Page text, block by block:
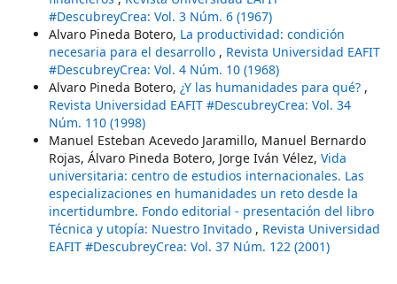
#DescubreyCrea: Vol. 3 Núm. 6 (1967)
Alvaro Pineda Botero, La productividad: condición
necesaria para el desarrollo , Revista Universidad EAFIT
#DescubreyCrea: Vol. 4 Núm. 10 (1968)
Alvaro Pineda Botero, ¿Y las humanidades para qué? ,
Revista Universidad EAFIT #DescubreyCrea: Vol. 34
Núm. 110 (1998)
Manuel Esteban Acevedo Jaramillo, Manuel Bernardo
Rojas, Álvaro Pineda Botero, Jorge Iván Vélez, Vida
universitaria: centro de estudios internacionales. Las
especializaciones en humanidades un reto desde la
incertidumbre. Fondo editorial - presentación del libro
Técnica y utopía: Nuestro Invitado , Revista Universidad
EAFIT #DescubreyCrea: Vol. 37 Núm. 122 (2001)